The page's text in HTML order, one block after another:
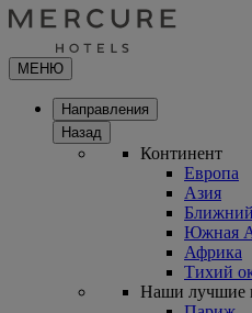
МЕНЮ
Направления
Назад
Континент
Европа
Азия
Южная
Африка
Тихий
Наши лучшие